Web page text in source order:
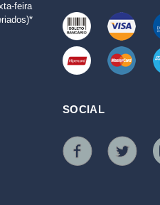
feira
SOCIAL